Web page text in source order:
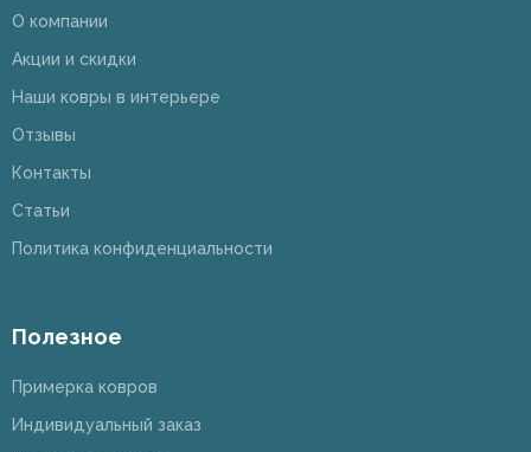
О компании
Акции и скидки
Наши ковры в интерьере
Отзывы
Контакты
Статьи
Политика конфиденциальности
Полезное
Примерка ковров
Индивидуальный заказ